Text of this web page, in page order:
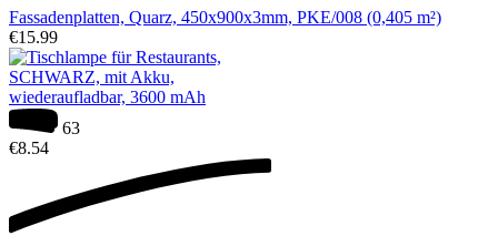
Fassadenplatten, Quarz, 450x900x3mm, PKE/008 (0,405 m²)
€15.99
63
€8.54